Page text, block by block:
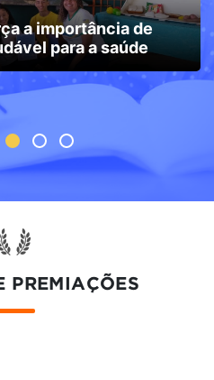
a importância de
para a saúde
PREMIAÇÕES